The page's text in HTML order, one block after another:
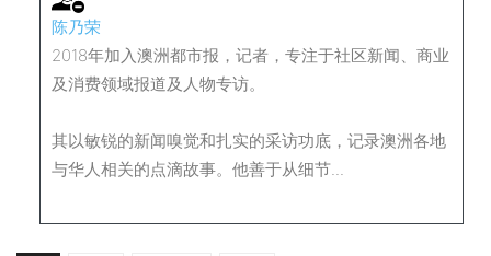
陈乃荣
2018年加入澳洲都市报，记者，专注于社区新闻、商业
及消费领域报道及人物专访。
其以敏锐的新闻嗅觉和扎实的采访功底，记录澳洲各地
与华人相关的点滴故事。他善于从细节...